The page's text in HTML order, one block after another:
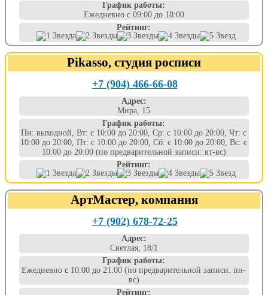
График работы:
Ежедневно с 09:00 до 18:00
Рейтинг:
Pikasso, студия росписи
+7 (904) 466-66-08
Адрес:
Мира, 15
График работы:
Пн: выходной, Вт: с 10:00 до 20:00, Ср: с 10:00 до 20:00, Чт: с
10:00 до 20:00, Пт: с 10:00 до 20:00, Сб: с 10:00 до 20:00, Вс: с
10:00 до 20:00 (по предварительной записи: вт-вс)
Рейтинг:
АртМастер, компания
+7 (902) 678-72-25
Адрес:
Светлая, 18/1
График работы:
Ежедневно с 10:00 до 21:00 (по предварительной записи: пн-
вс)
Рейтинг: